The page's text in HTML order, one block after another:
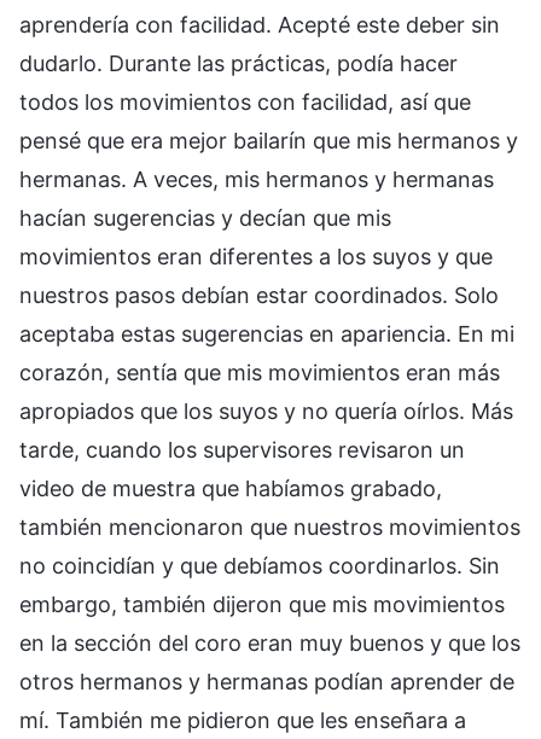
aprendería con facilidad. Acepté este deber sin
dudarlo. Durante las prácticas, podía hacer
todos los movimientos con facilidad, así que
pensé que era mejor bailarín que mis hermanos y
hermanas. A veces, mis hermanos y hermanas
hacían sugerencias y decían que mis
movimientos eran diferentes a los suyos y que
nuestros pasos debían estar coordinados. Solo
aceptaba estas sugerencias en apariencia. En mi
corazón, sentía que mis movimientos eran más
apropiados que los suyos y no quería oírlos. Más
tarde, cuando los supervisores revisaron un
video de muestra que habíamos grabado,
también mencionaron que nuestros movimientos
no coincidían y que debíamos coordinarlos. Sin
embargo, también dijeron que mis movimientos
en la sección del coro eran muy buenos y que los
otros hermanos y hermanas podían aprender de
mí. También me pidieron que les enseñara a